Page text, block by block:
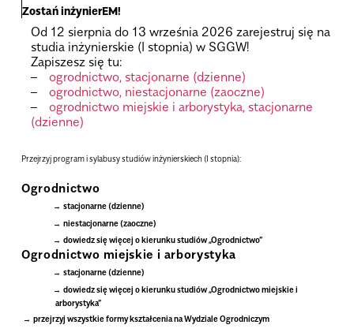
Zostań inżynierEM!
Od 12 sierpnia do 13 września 2026 zarejestruj się na
studia inżynierskie (I stopnia) w SGGW!
Zapiszesz się tu:
–
ogrodnictwo, stacjonarne (dzienne)
–
ogrodnictwo, niestacjonarne (zaoczne)
–
ogrodnictwo miejskie i arborystyka, stacjonarne
(dzienne)
Przej­rzyj pro­gram i sylabusy stu­diów inżynierskiech (I stop­nia):
Ogrodnictwo
stacjonarne (dzienne)
niestacjonarne (zaoczne)
dowiedz się wię­cej o kie­runku stu­diów „Ogrod­nic­two”
Ogrodnictwo miejskie i arborystyka
stacjonarne (dzienne)
dowiedz się wię­cej o kie­runku stu­diów „Ogrodnictwo miejskie i
arborystyka”
przejrzyj wszyst­kie formy kształ­ce­nia na Wydziale Ogrod­ni­czym